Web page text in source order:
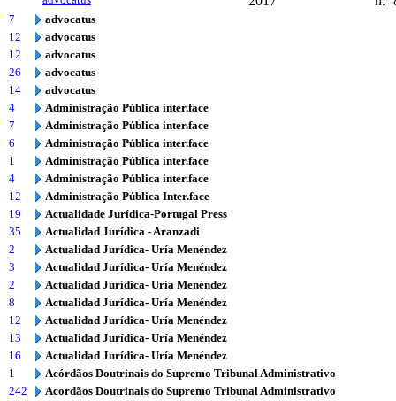
7
advocatus
12
advocatus
12
advocatus
26
advocatus
14
advocatus
4
Administração Pública inter.face
7
Administração Pública inter.face
6
Administração Pública inter.face
1
Administração Pública inter.face
4
Administração Pública inter.face
12
Administração Pública Inter.face
19
Actualidade Jurídica-Portugal Press
35
Actualidad Jurídica - Aranzadi
2
Actualidad Jurídica- Uría Menéndez
3
Actualidad Jurídica- Uría Menéndez
2
Actualidad Jurídica- Uría Menéndez
8
Actualidad Jurídica- Uría Menéndez
12
Actualidad Jurídica- Uría Menéndez
13
Actualidad Jurídica- Uría Menéndez
16
Actualidad Jurídica- Uría Menéndez
1
Acórdãos Doutrinais do Supremo Tribunal Administrativo
242
Acordãos Doutrinais do Supremo Tribunal Administrativo